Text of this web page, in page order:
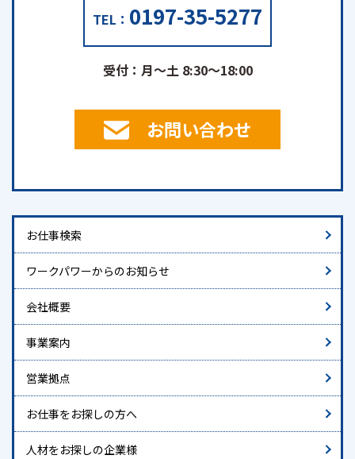
TEL： 0197-35-5277
受付：月～土 8:30～18:00
お問い合わせ
お仕事検索
ワークパワーからのお知らせ
会社概要
事業案内
営業拠点
お仕事をお探しの方へ
人材をお探しの企業様